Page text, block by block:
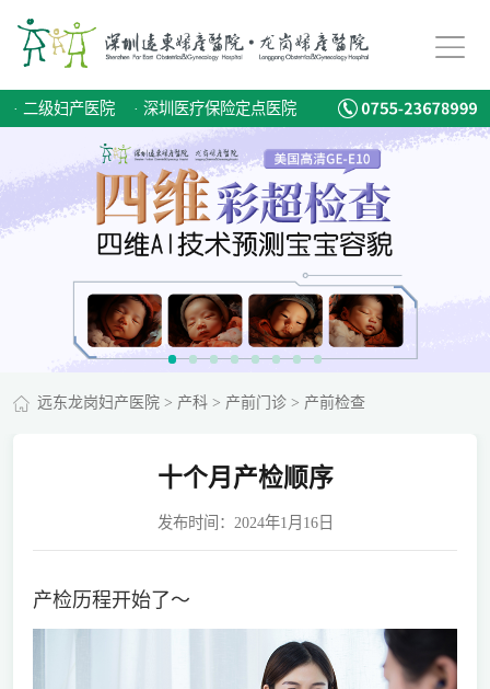
· 二级妇产医院 · 深圳医疗保险定点医院
远东龙岗妇产医院> 产科> 产前门诊> 产前检查
十个月产检顺序
发布时间：2024年1月16日
产检历程开始了～